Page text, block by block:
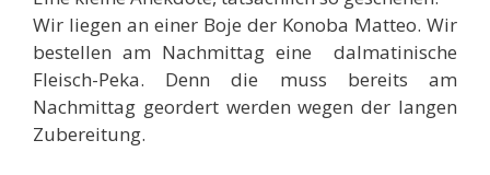
Wir liegen an einer Boje der Konoba Matteo. Wir
bestellen am Nachmittag eine dalmatinische
Fleisch-Peka. Denn die muss bereits am
Nachmittag geordert werden wegen der langen
Zubereitung.